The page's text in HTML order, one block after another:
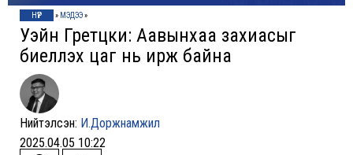
НҮҮР » МЭДЭЭ»
Уэйн Гретцки: Аавынxаа заxиасыг
биелүүлэx цаг нь ирж байна
Нийтэлсэн: И.Доржнамжил
2025.04.05 10:22